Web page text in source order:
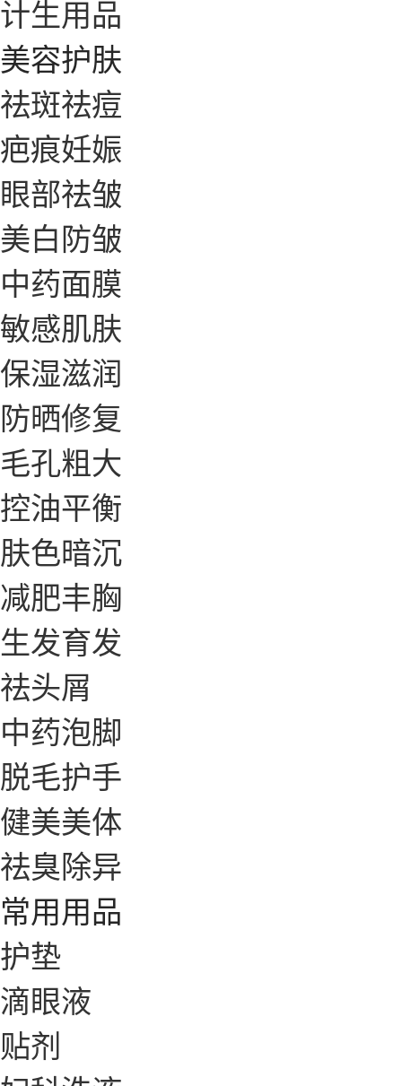
计生用品
美容护肤
祛斑祛痘
疤痕妊娠
眼部祛皱
美白防皱
中药面膜
敏感肌肤
保湿滋润
防晒修复
毛孔粗大
控油平衡
肤色暗沉
减肥丰胸
生发育发
祛头屑
中药泡脚
脱毛护手
健美美体
祛臭除异
常用用品
护垫
滴眼液
贴剂